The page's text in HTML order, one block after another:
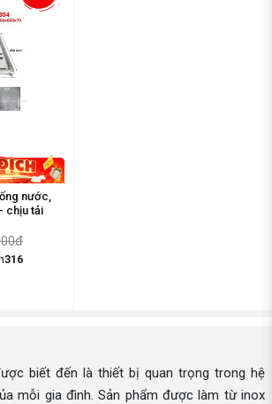
nước,
chịu tải
316
biết đến là thiết bị quan trọng trong hệ
mỗi gia đình. Sản phẩm được làm từ inox